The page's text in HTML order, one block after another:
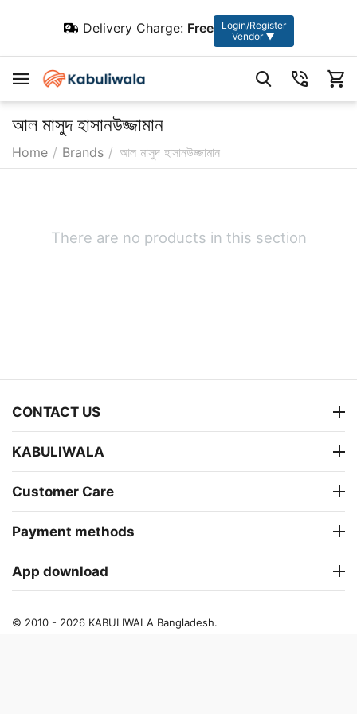
Delivery Charge: Free
Login/Register
Vendor ▼
আল মাসুদ হাসানউজ্জামান
Home / Brands / আল মাসুদ হাসানউজ্জামান
There are no products in this section
CONTACT US
KABULIWALA
Customer Care
Payment methods
App download
© 2010 - 2026 KABULIWALA Bangladesh.